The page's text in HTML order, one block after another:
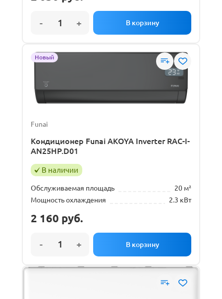
Новый
Funai
Кондиционер Funai AKOYA Inverter RAC-I-
AN25HP.D01
В наличии
Обслуживаемая площадь
20 м²
Мощность охлаждения
2.3 кВт
2 160 руб.